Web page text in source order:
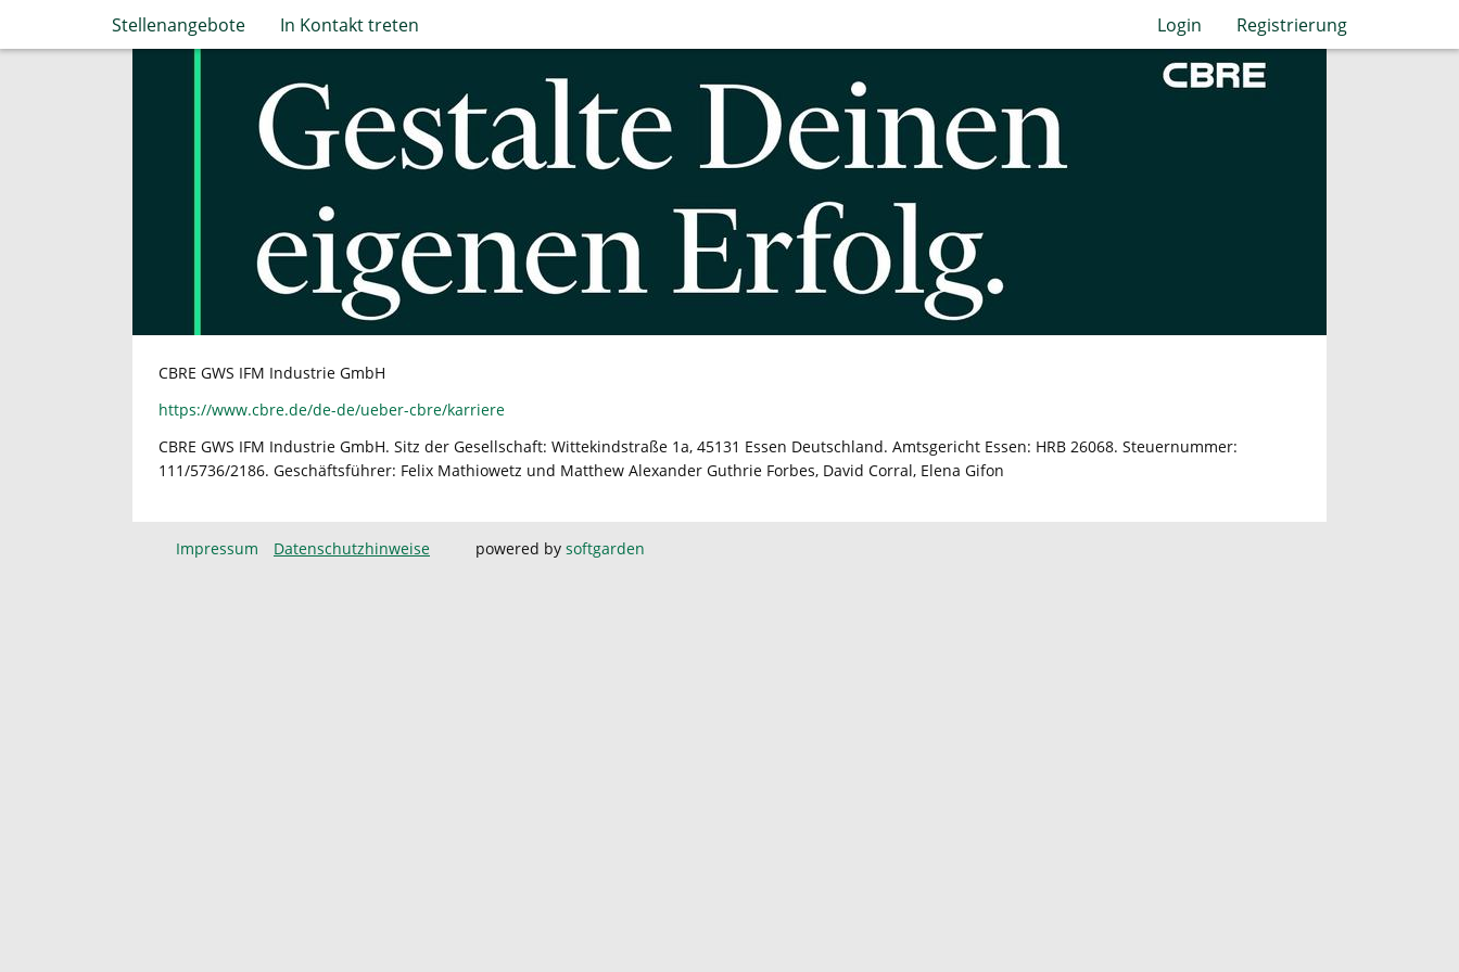
Stellenangebote In Kontakt treten Login Registrierung
CBRE GWS IFM Industrie GmbH
https://www.cbre.de/de-de/ueber-cbre/karriere
CBRE GWS IFM Industrie GmbH. Sitz der Gesellschaft: Wittekindstraße 1a, 45131 Essen Deutschland. Amtsgericht Essen: HRB 26068. Steuernummer:
111/5736/2186. Geschäftsführer: Felix Mathiowetz und Matthew Alexander Guthrie Forbes, David Corral, Elena Gifon
Impressum Datenschutzhinweise powered by softgarden